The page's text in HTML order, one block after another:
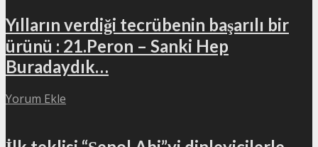
Yılların verdiği tecrübenin başarılı bir
ürünü : 21.Peron – Sanki Hep
Buradaydık…
Yorum Ekle